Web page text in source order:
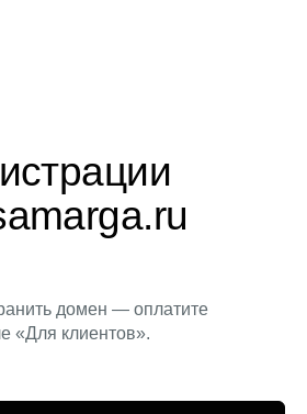
домен — оплатите
«Для клиентов».